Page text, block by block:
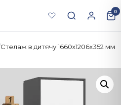
0
Стелаж в дитячу 1660х1206х352 мм